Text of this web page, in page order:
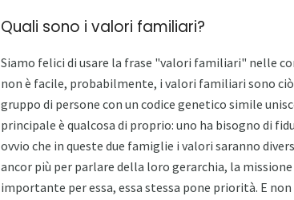
Quali sono i valori familiari?
Siamo felici di usare la frase "valori familiari" nelle
non è facile, probabilmente, i valori familiari sono
gruppo di persone con un codice genetico simile
principale è qualcosa di proprio: uno ha bisogno di
ovvio che in queste due famiglie i valori saranno
ancor più per parlare della loro gerarchia, la
importante per essa, essa stessa pone priorità. E